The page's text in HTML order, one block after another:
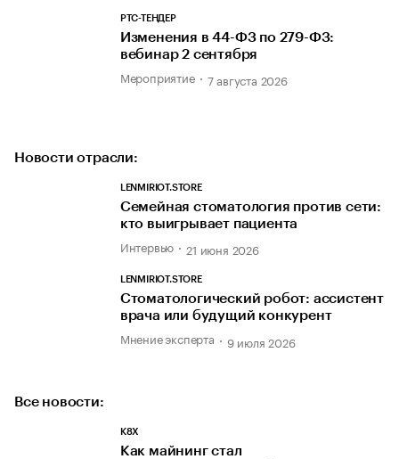
РТС-ТЕНДЕР
Изменения в 44-ФЗ по 279-ФЗ:
вебинар 2 сентября
Мероприятие 7 августа 2026
Новости отрасли:
LENMIRIOT.STORE
Семейная стоматология против сети:
кто выигрывает пациента
Интервью 21 июня 2026
LENMIRIOT.STORE
Стоматологический робот: ассистент
врача или будущий конкурент
Мнение эксперта 9 июля 2026
Все новости:
K8X
Как майнинг стал